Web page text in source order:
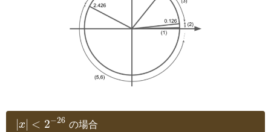
|x| < 2−26 の場合